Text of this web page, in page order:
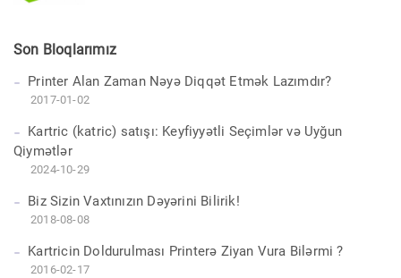
Son Bloqlarımız
Printer Alan Zaman Nəyə Diqqət Etmək Lazımdır?
2017-01-02
Kartric (katric) satışı: Keyfiyyətli Seçimlər və Uyğun
Qiymətlər
2024-10-29
Biz Sizin Vaxtınızın Dəyərini Bilirik!
2018-08-08
Kartricin Doldurulması Printerə Ziyan Vura Bilərmi ?
2016-02-17